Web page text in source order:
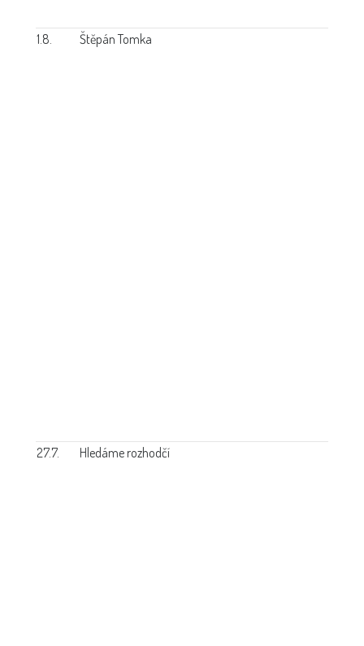
1.8. Štěpán Tomka
27.7. Hledáme rozhodčí